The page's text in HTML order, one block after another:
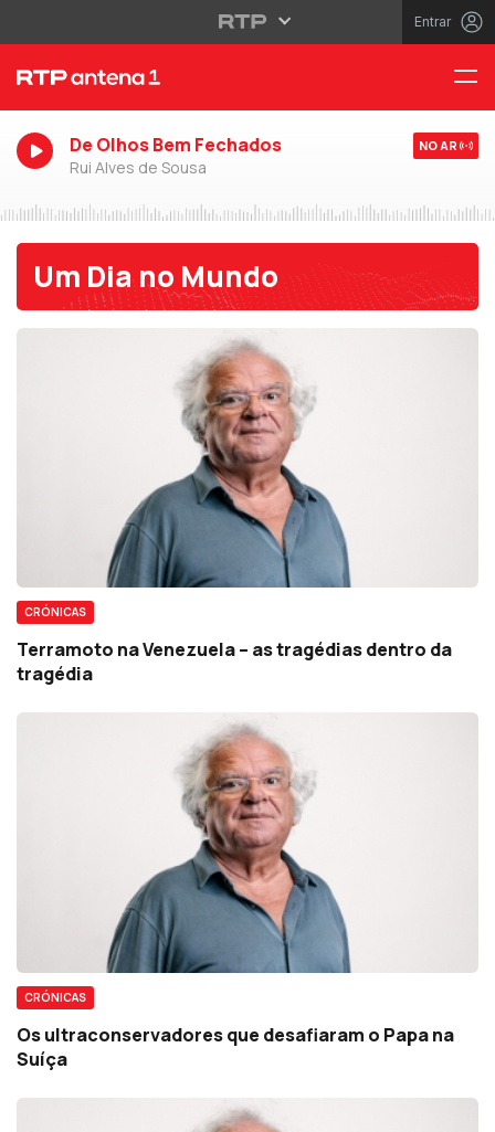
Entrar
De Olhos Bem Fechados
Rui Alves de Sousa
NO AR
Um Dia no Mundo
CRÓNICAS
Terramoto na Venezuela – as tragédias dentro da
tragédia
CRÓNICAS
Os ultraconservadores que desafiaram o Papa na
Suíça